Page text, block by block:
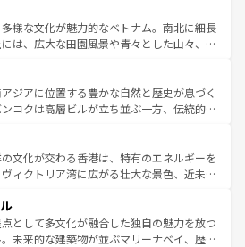
。判のスイーツなど、バラエティ豊かな料理
が味わえる。 なお、新着の台湾情報は コンテンツ一覧を参
延ばせば四季折々の自然美を楽しむことが
、キムチや焼肉、絶品のストリートフード
な韓国料理が待っている。夜には、韓国な
ながら、韓国の多彩な魅力を心ゆくまで味
わってみてほしい。 なお、新着の韓国情報はコンテンツ一
しい。
様な文化が魅力的なベトナム。南北に細長
は、広大な田園風景や青々とした山々、世
に伝統が息づく。ハノイの古い町並みやホ
ランス統治時代の建物も、独特の雰囲気を
。また、バラエティの豊かさとおいしさで
バインミー、ベトナムコーヒーなどは、ぜ
たい。どの地域を訪れてもあたたかい人々
てくれるので、きっと忘れられない旅にな
。
ジアに位置する豊かな自然と歴史が息づく
コクは高層ビルが立ち並ぶ一方、伝統的な
ている。北部ではチェンマイなどの山岳地
合い、南部ではプーケットやクラビの美し
ート気分を楽しむことができる。タイ料理
一年中温暖で、どの季節にも異なる楽しみ
親しみやすいタイの人々、仏教を中心とし
多様な観光資源が、訪れる旅人を魅了し続
文化が交わる香港は、特有のエネルギーを
ィクトリア湾に広がる壮大な景色、近未来
ても感動するはず。観光スポットが密集し
く見どころを回れるのも魅力。息をのむよ
化的な体験まで、香港を存分に楽しみ尽く
として多文化が融合した独自の魅力を放つ
未来的な建築物が並ぶマリーナベイ、歴史